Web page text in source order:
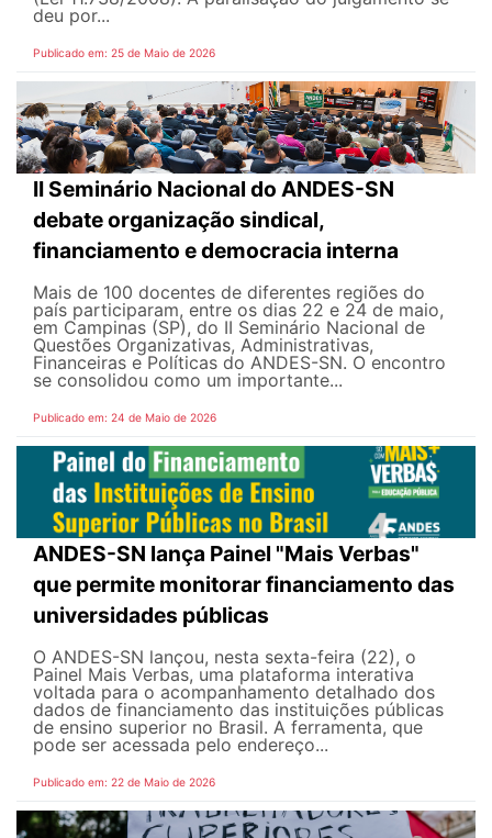
deu por...
Publicado em: 25 de Maio de 2026
II Seminário Nacional do ANDES-SN
debate organização sindical,
financiamento e democracia interna
Mais de 100 docentes de diferentes regiões do
país participaram, entre os dias 22 e 24 de maio,
em Campinas (SP), do II Seminário Nacional de
Questões Organizativas, Administrativas,
Financeiras e Políticas do ANDES-SN. O encontro
se consolidou como um importante...
Publicado em: 24 de Maio de 2026
ANDES-SN lança Painel "Mais Verbas"
que permite monitorar financiamento das
universidades públicas
O ANDES-SN lançou, nesta sexta-feira (22), o
Painel Mais Verbas, uma plataforma interativa
voltada para o acompanhamento detalhado dos
dados de financiamento das instituições públicas
de ensino superior no Brasil. A ferramenta, que
pode ser acessada pelo endereço...
Publicado em: 22 de Maio de 2026